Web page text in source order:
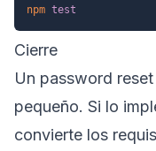
npm test
Cierre
Un password
pequeño. Si lo
convierte los